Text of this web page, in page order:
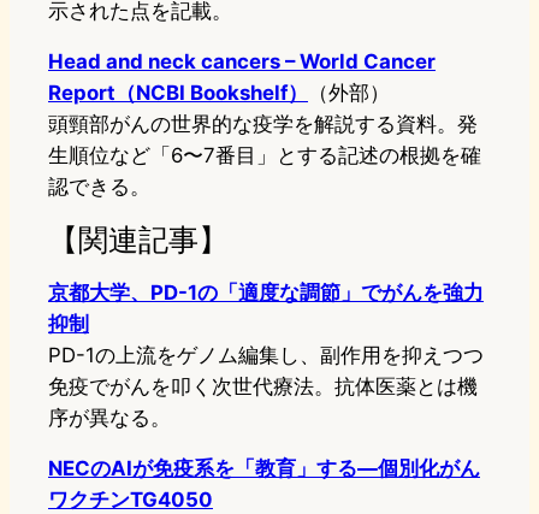
示された点を記載。
Head and neck cancers – World Cancer
Report（NCBI Bookshelf）
（外部）
頭頸部がんの世界的な疫学を解説する資料。発
生順位など「6〜7番目」とする記述の根拠を確
認できる。
【関連記事】
京都大学、PD-1の「適度な調節」でがんを強力
抑制
PD-1の上流をゲノム編集し、副作用を抑えつつ
免疫でがんを叩く次世代療法。抗体医薬とは機
序が異なる。
NECのAIが免疫系を「教育」する—個別化がん
ワクチンTG4050